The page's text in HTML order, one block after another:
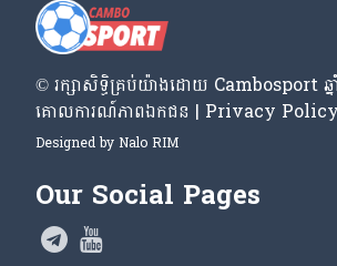
© រក្សា​សិទ្ធិ​គ្រប់​យ៉ាង​ដោយ​ Cambosport ឆ្
គោលការណ៍​ភាព​ឯកជន | Privacy Policy
Designed by Nalo RIM
Our Social Pages